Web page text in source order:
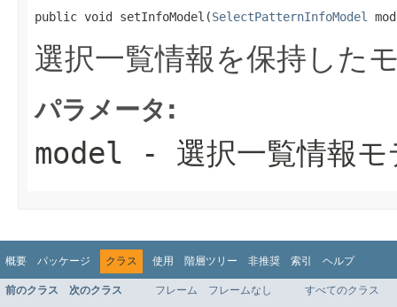
public void setInfoModel(SelectPatternInfoModel
選択一覧情報を保持した
パラメータ:
model - 選択一覧情報モ
概要 パッケージ クラス 使用 階層ツリー 非推奨 索引 ヘルプ
前のクラス 次のクラス フレーム フレームなし
すべてのクラス